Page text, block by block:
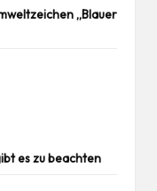
„Blauer
es zu beachten